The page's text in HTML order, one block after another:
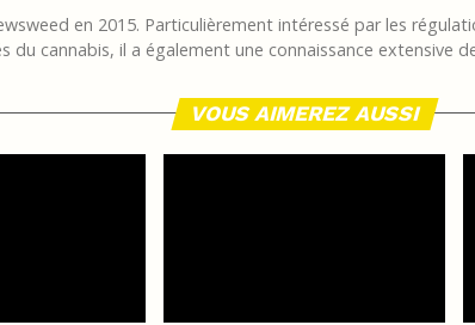
en 2015. Particulièrement intéressé par les
du cannabis, il a également une connaissance extensive
VOUS AIMEREZ AUSSI